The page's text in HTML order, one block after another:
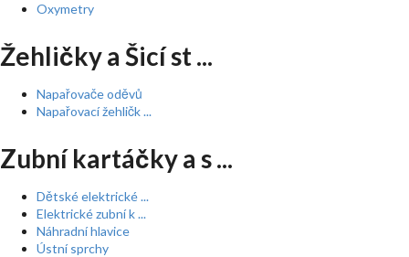
Oxymetry
Žehličky a Šicí st ...
Napařovače oděvů
Napařovací žehličk ...
Zubní kartáčky a s ...
Dětské elektrické ...
Elektrické zubní k ...
Náhradní hlavice
Ústní sprchy